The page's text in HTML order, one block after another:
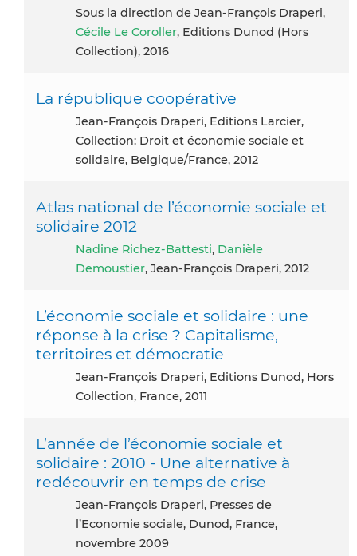
Sous la direction de Jean-François Draperi,
Cécile Le Coroller, Editions Dunod (Hors
Collection), 2016
La république coopérative
Jean-François Draperi, Editions Larcier,
Collection: Droit et économie sociale et
solidaire, Belgique/France, 2012
Atlas national de l’économie sociale et
solidaire 2012
Nadine Richez-Battesti, Danièle
Demoustier, Jean-François Draperi, 2012
L’économie sociale et solidaire : une
réponse à la crise ? Capitalisme,
territoires et démocratie
Jean-François Draperi, Editions Dunod, Hors
Collection, France, 2011
L’année de l’économie sociale et
solidaire : 2010 - Une alternative à
redécouvrir en temps de crise
Jean-François Draperi, Presses de
l’Economie sociale, Dunod, France,
novembre 2009